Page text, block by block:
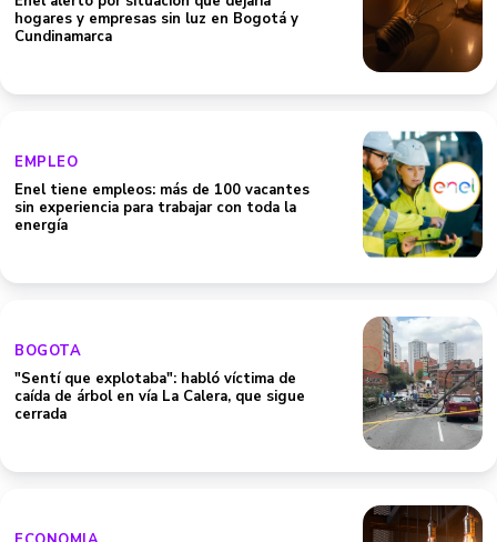
hogares y empresas sin luz en Bogotá y
Cundinamarca
EMPLEO
Enel tiene empleos: más de 100 vacantes
sin experiencia para trabajar con toda la
energía
BOGOTA
"Sentí que explotaba": habló víctima de
caída de árbol en vía La Calera, que sigue
cerrada